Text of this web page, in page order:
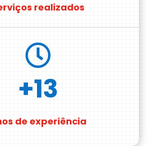
realizados

+13
de experiência